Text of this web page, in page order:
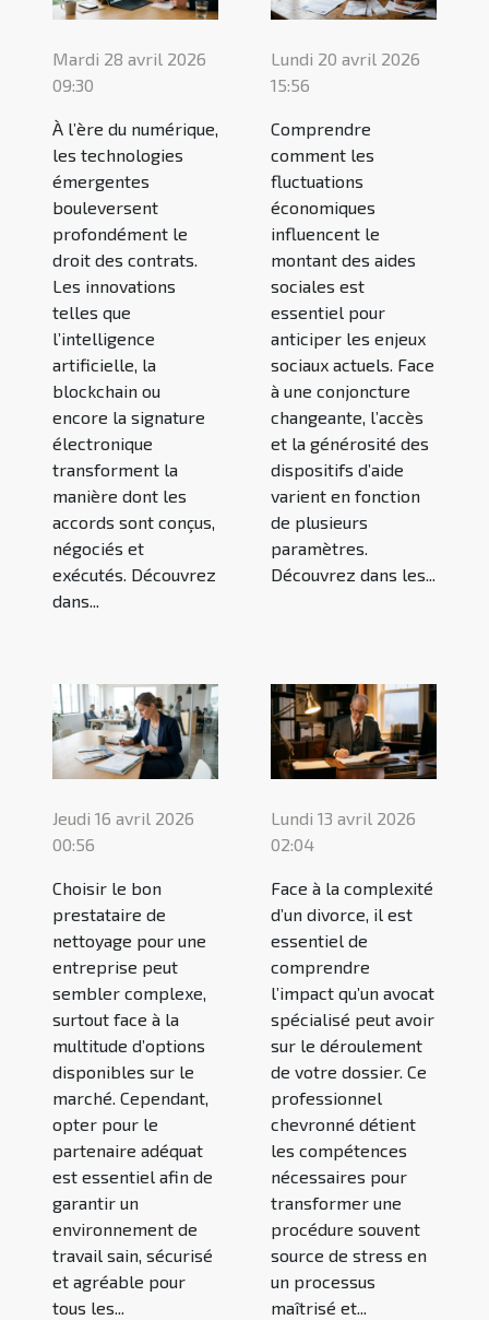
Mardi 28 avril 2026
09:30
À l’ère du numérique,
les technologies
émergentes
bouleversent
profondément le
droit des contrats.
Les innovations
telles que
l’intelligence
artificielle, la
blockchain ou
encore la signature
électronique
transforment la
manière dont les
accords sont conçus,
négociés et
exécutés. Découvrez
dans...
Lundi 20 avril 2026
15:56
Comprendre
comment les
fluctuations
économiques
influencent le
montant des aides
sociales est
essentiel pour
anticiper les enjeux
sociaux actuels. Face
à une conjoncture
changeante, l’accès
et la générosité des
dispositifs d’aide
varient en fonction
de plusieurs
paramètres.
Découvrez dans les...
Jeudi 16 avril 2026
00:56
Choisir le bon
prestataire de
nettoyage pour une
entreprise peut
sembler complexe,
surtout face à la
multitude d’options
disponibles sur le
marché. Cependant,
opter pour le
partenaire adéquat
est essentiel afin de
garantir un
environnement de
travail sain, sécurisé
et agréable pour
tous les...
Lundi 13 avril 2026
02:04
Face à la complexité
d’un divorce, il est
essentiel de
comprendre
l’impact qu’un avocat
spécialisé peut avoir
sur le déroulement
de votre dossier. Ce
professionnel
chevronné détient
les compétences
nécessaires pour
transformer une
procédure souvent
source de stress en
un processus
maîtrisé et...